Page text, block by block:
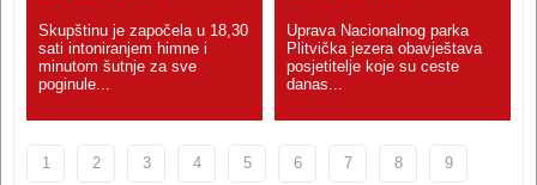
Skupštinu je započela u 18,30
sati intoniranjem himne i
minutom šutnje za sve
poginule...
Uprava Nacionalnog parka
Plitvička jezera obavještava
posjetitelje koje su ceste
danas...
1 2 3 4 5 6 7 8 9